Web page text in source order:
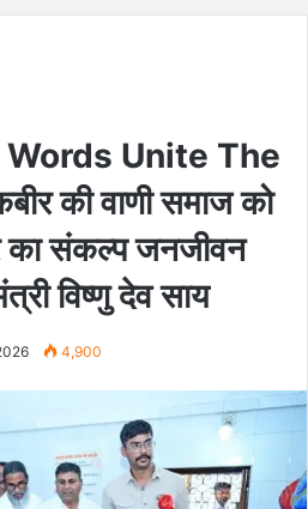
Words Unite The
की वाणी समाज को
का संकल्प जनजीवन
विष्णु देव साय
4,900